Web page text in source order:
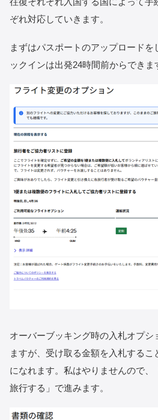
ぞれ対応していきます。
まずはパスポートのアップロードを
ックインは出発24時間前からできま
オーバーブッキング時の入札オプシ
ますが、受け取る金額を入札するこ
になれます。私はやりませんので、
旅行する」で進みます。